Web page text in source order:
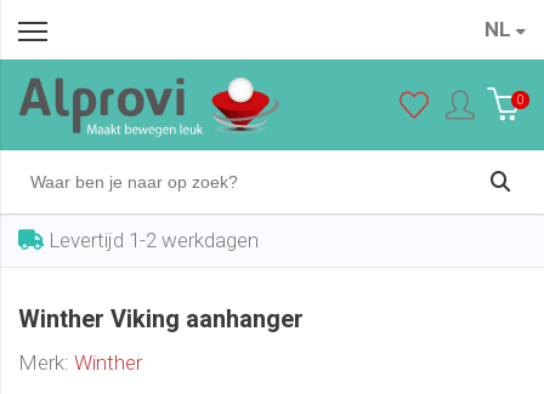
NL
0
Levertijd 1-2 werkdagen
Winther Viking aanhanger
Merk: Winther
€ 419,00